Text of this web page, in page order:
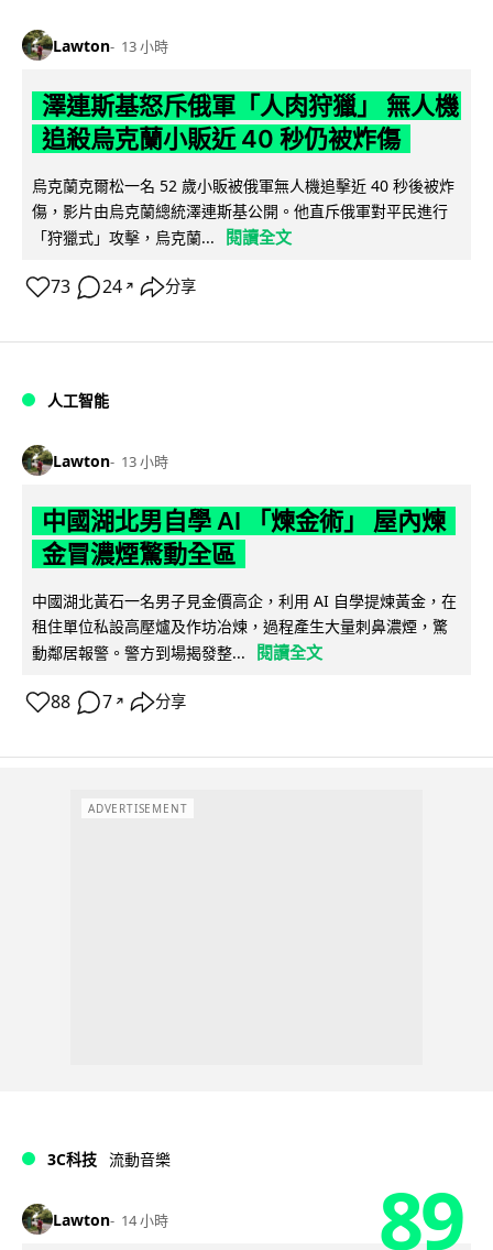
Lawton 13 小時
澤連斯基怒斥俄軍「人肉狩獵」 無人機
追殺烏克蘭小販近 40 秒仍被炸傷
烏克蘭克爾松一名 52 歲小販被俄軍無人機追擊近 40 秒後被炸
傷，影片由烏克蘭總統澤連斯基公開。他直斥俄軍對平民進行
「狩獵式」攻擊，烏克蘭...
閱讀全文
73 24 ↗ 分享
人工智能
Lawton 13 小時
中國湖北男自學 AI 「煉金術」 屋內煉
金冒濃煙驚動全區
中國湖北黃石一名男子見金價高企，利用 AI 自學提煉黃金，在
租住單位私設高壓爐及作坊冶煉，過程產生大量刺鼻濃煙，驚
動鄰居報警。警方到場揭發整...
閱讀全文
88 7 ↗ 分享
ADVERTISEMENT
3C科技 流動音樂
Lawton 14 小時 89